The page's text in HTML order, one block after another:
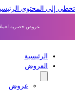
إلى المحتوى الرئيسي
عروض حصرية لعملاء
الرئيسية
العروض
عروض